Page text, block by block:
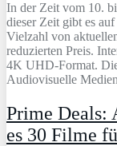
In der Zeit vom 10.
dieser Zeit gibt es
Vielzahl von
reduzierten Preis.
4K UHD-Format.
Audiovisuelle
Prime Deals:
es 30 Filme